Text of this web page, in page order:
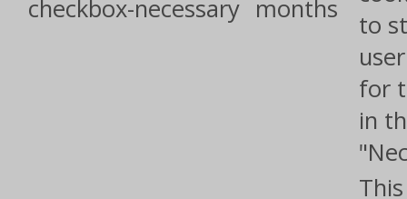
checkbox-necessary months
to
for
in